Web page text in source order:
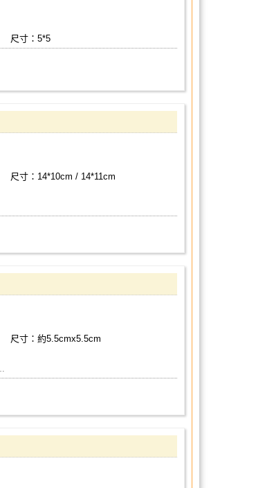
尺寸：5*5
尺寸：14*10cm / 14*11cm
尺寸：約5.5cmx5.5cm